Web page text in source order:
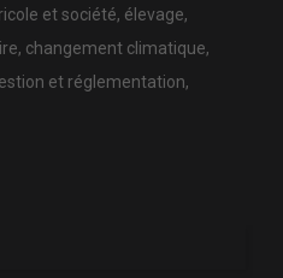
et société, élevage,
changement climatique,
et réglementation,